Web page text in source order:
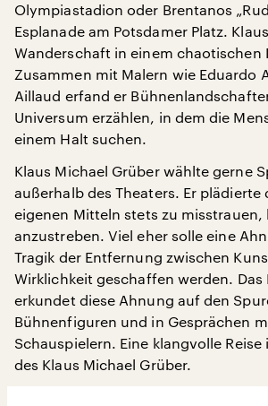
Olympiastadion oder Brentanos
Esplanade am Potsdamer Platz.
Wanderschaft in einem chaotischen
Zusammen mit Malern wie Eduardo
Aillaud erfand er
Universum erzählen, in dem die
einem Halt suchen.
Klaus Michael Grüber wählte gerne
außerhalb des Theaters. Er plädierte
eigenen Mitteln stets zu misstrauen,
anzustreben. Viel eher solle eine
Tragik der Entfernung zwischen
Wirklichkeit geschaffen werden. Das
erkundet diese Ahnung auf den
Bühnenfiguren und in Gesprächen
Schauspielern. Eine klangvolle Reise
des Klaus Michael Grüber.